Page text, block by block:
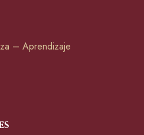
– Aprendizaje